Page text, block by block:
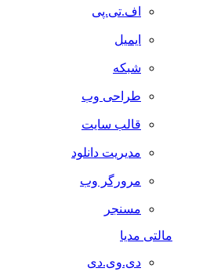
اف.تی.پی
ایمیل
شبکه
طراحی وب
قالب سایت
مدیریت دانلود
مرورگر وب
مسنجر
مالتی مدیا
دی.وی.دی